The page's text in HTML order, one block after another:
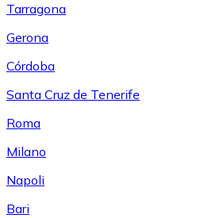
Tarragona
Gerona
Córdoba
Santa Cruz de Tenerife
Roma
Milano
Napoli
Bari